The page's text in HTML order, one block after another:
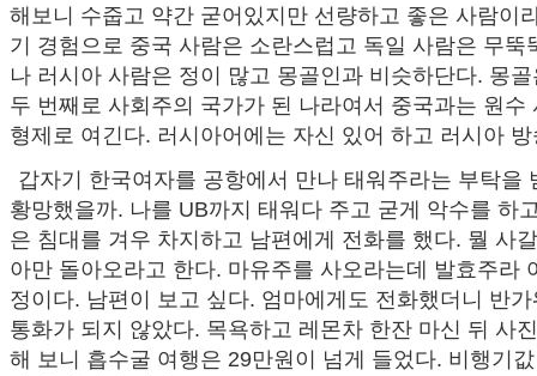
해보니 수줍고 약간 굳어있지만 선량하고 좋은 사람이
기 경험으로 중국 사람은 소란스럽고 독일 사람은 무뚝
나 러시아 사람은 정이 많고 몽골인과 비슷하단다. 몽
두 번째로 사회주의 국가가 된 나라여서 중국과는 원수
형제로 여긴다. 러시아어에는 자신 있어 하고 러시아
갑자기 한국여자를 공항에서 만나 태워주라는 부탁을
황망했을까. 나를 UB까지 태워다 주고 굳게 악수를 하
은 침대를 겨우 차지하고 남편에게 전화를 했다. 뭘 사
아만 돌아오라고 한다. 마유주를 사오라는데 발효주라
정이다. 남편이 보고 싶다. 엄마에게도 전화했더니 반
통화가 되지 않았다. 목욕하고 레몬차 한잔 마신 뒤 사
해 보니 흡수굴 여행은 29만원이 넘게 들었다. 비행기